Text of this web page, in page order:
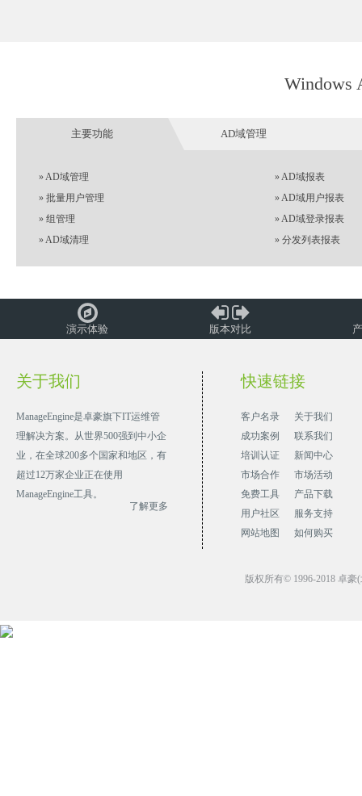
Windows
主要功能 AD域管理
»AD域管理
» 批量用户管理
» 组管理
»AD域清理
»AD域报表
»AD域用户报表
»AD域登录报表
» 分发列表报表
演示体验 版本对比
关于我们
ManageEngine是卓豪旗下IT运维管
理解决方案。从世界500强到中小企
业，在全球200多个国家和地区，有
超过12万家企业正在使用
ManageEngine工具。
了解更多
快速链接
客户名录
成功案例
培训认证
市场合作
免费工具
用户社区
网站地图
关于我们
联系我们
新闻中心
市场活动
产品下载
服务支持
如何购买
版权所有© 1996-2018卓豪(